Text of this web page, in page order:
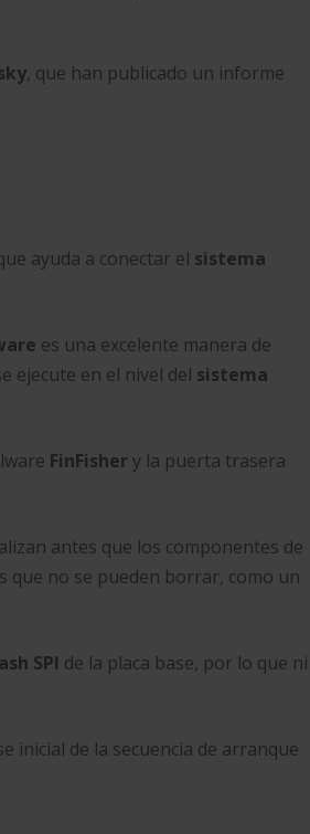
, que han publicado un informe
ayuda a conectar el sistema
es una excelente manera de
ejecute en el nivel del sistema
FinFisher y la puerta trasera
antes que los componentes de
que no se pueden borrar, como un
SPI de la placa base, por lo que ni
inicial de la secuencia de arranque